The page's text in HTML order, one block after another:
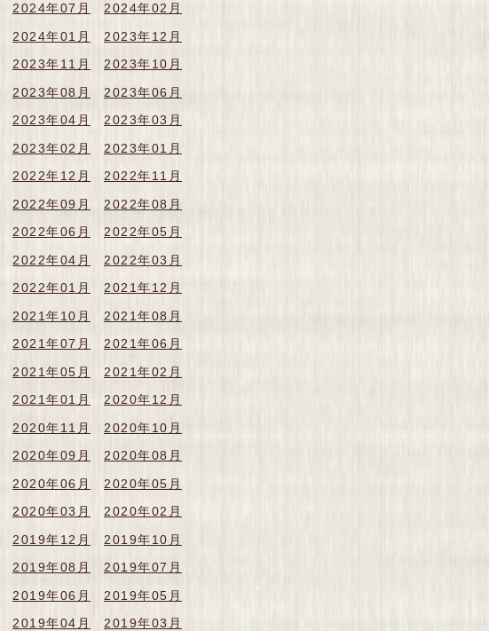
2024年07月
2024年02月
2024年01月
2023年12月
2023年11月
2023年10月
2023年08月
2023年06月
2023年04月
2023年03月
2023年02月
2023年01月
2022年12月
2022年11月
2022年09月
2022年08月
2022年06月
2022年05月
2022年04月
2022年03月
2022年01月
2021年12月
2021年10月
2021年08月
2021年07月
2021年06月
2021年05月
2021年02月
2021年01月
2020年12月
2020年11月
2020年10月
2020年09月
2020年08月
2020年06月
2020年05月
2020年03月
2020年02月
2019年12月
2019年10月
2019年08月
2019年07月
2019年06月
2019年05月
2019年04月
2019年03月